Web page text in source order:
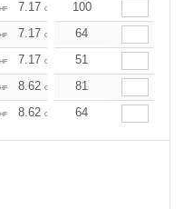
7.17 CHF 6.75
100
7.17 CHF 6.75
64
7.17 CHF 6.75
51
8.62 CHF 8.11
81
8.62 CHF 8.11
64